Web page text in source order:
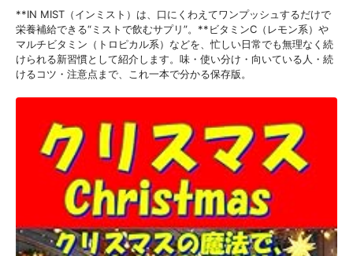
**IN MIST（インミスト）は、口にくわえてワンプッシュするだけで
栄養補給できる“ミストで飲むサプリ”。**ビタミンC（レモン系）や
マルチビタミン（トロピカル系）などを、忙しい日常でも無理なく続
けられる新習慣として紹介します。味・使い分け・向いている人・続
けるコツ・注意点まで、これ一本で分かる保存版。